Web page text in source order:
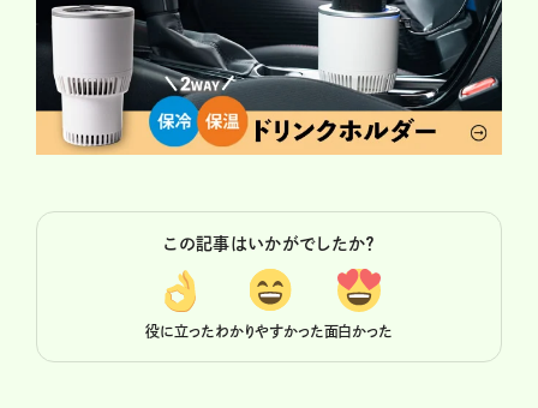
この記事はいかがでしたか？
役に立ったわかりやすかった面白かった